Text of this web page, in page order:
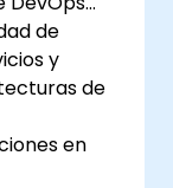
de
y
de
en